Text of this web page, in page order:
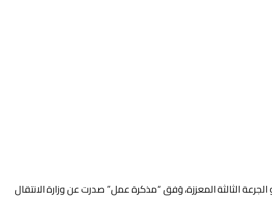
الثالثة المعززة، وَفق “مذكرة عمل” صدرت عن وزارة الانتقال